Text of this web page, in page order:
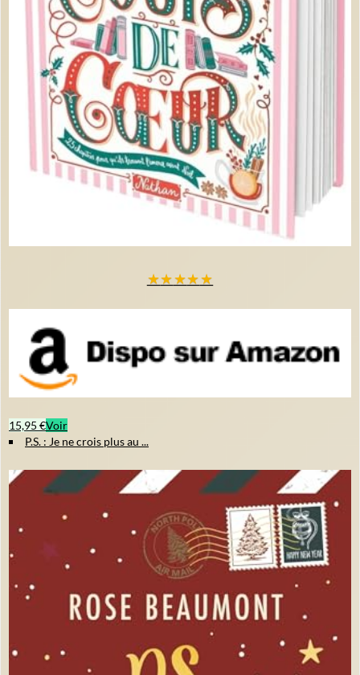
★★★★★
15,95 €Voir
P.S. : Je ne crois plus au ...